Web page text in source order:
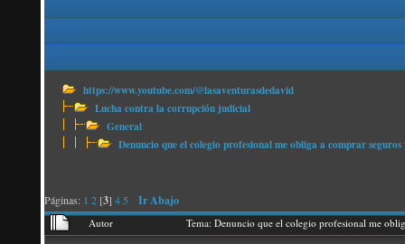
https://www.youtube.com/@lasaventurasdedavid
Lucha contra la corrupción judicial
General
Denuncio que el colegio profesional me obliga a comprar
Páginas: 1 2 [3] 4 5 Ir Abajo
Autor Tema: Denuncio que el colegio profesional me